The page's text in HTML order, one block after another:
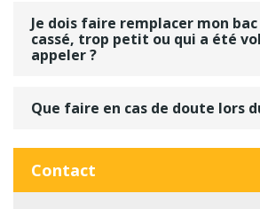
Je dois faire remplacer mon
cassé, trop petit ou qui a été
appeler ?
Que faire en cas de doute lors
Contact